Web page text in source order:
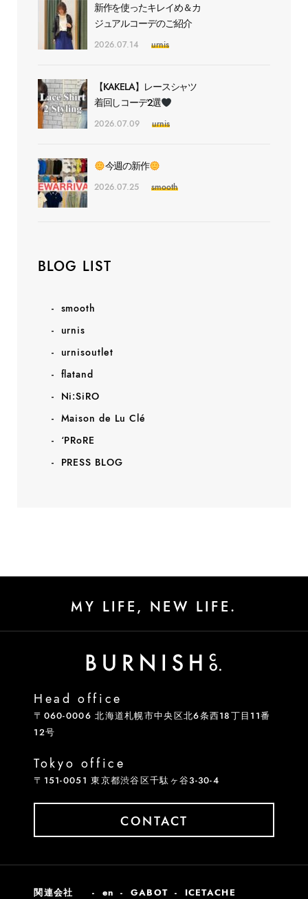
新作を使ったキレイめ＆カ
ジュアルコーデのご紹介
2026.07.14 urnis
【KAKELA】レースシャツ
着回しコーデ2選
2026.07.09 urnis
今週の新作
2026.07.25 smooth
BLOG LIST
smooth
urnis
urnisoutlet
flatand
Ni:SiRO
Maison de Lu Clé
‘PRoRE
PRESS BLOG
MY LIFE, NEW LIFE.
関連会社 en GABOT ICETACHE
Head office
〒060-0006 北海道札幌市中央区北6条西18丁目11番
12号
Tokyo office
〒151-0051 東京都渋谷区千駄ヶ谷3-30-4
CONTACT